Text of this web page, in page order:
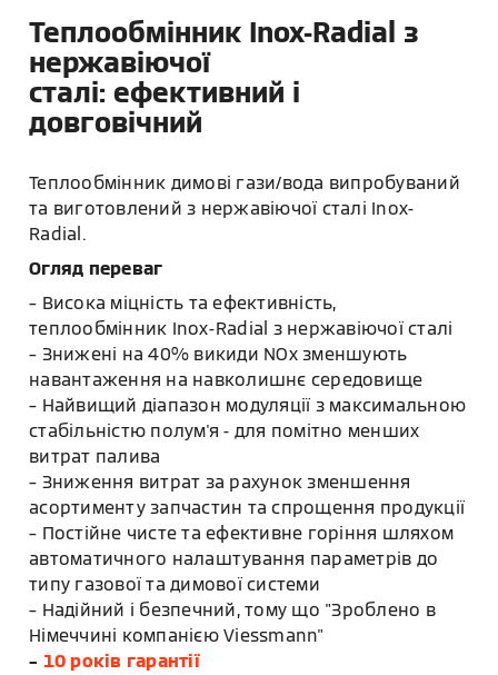
Теплообмінник Inox-Radial з
нержавіючої
сталі: ефективний і
довговічний
Теплообмінник димові гази/вода випробуваний
та виготовлений з нержавіючої сталі Inox-
Radial.
Огляд переваг
– Висока міцність та ефективність,
теплообмінник Inox-Radial з нержавіючої сталі
– Знижені на 40% викиди NOx зменшують
навантаження на навколишнє середовище
– Найвищий діапазон модуляції з максимальною
стабільністю полум'я - для помітно менших
витрат палива
– Зниження витрат за рахунок зменшення
асортименту запчастин та спрощення продукції
– Постійне чисте та ефективне горіння шляхом
автоматичного налаштування параметрів до
типу газової та димової системи
– Надійний і безпечний, тому що "Зроблено в
Німеччині компанією Viessmann"
– 10 років гарантії